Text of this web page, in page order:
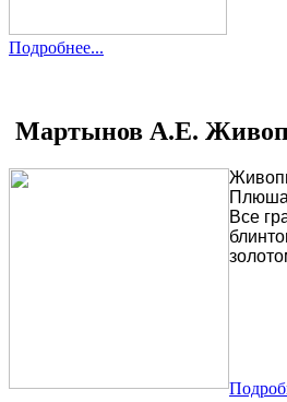
Подробнее...
Мартынов А.Е.
Все